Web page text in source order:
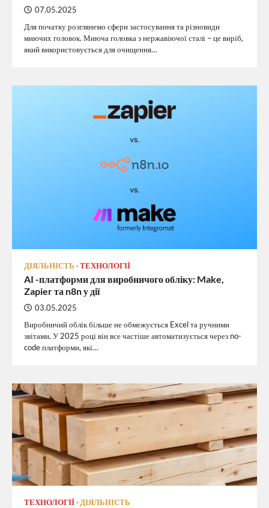
07.05.2025
Для початку розглянемо сфери застосування та різновиди
миючих головок. Миюча головка з нержавіючої сталі – це виріб,
який використовується для очищення…
ДІЯЛЬНІСТЬ ТЕХНОЛОГІЇ
AI -платформи для виробничого обліку: Make,
Zapier та n8n у дії
03.05.2025
Виробничий облік більше не обмежується Excel та ручними
звітами. У 2025 році він все частіше автоматизується через no-
code платформи, які…
ТЕХНОЛОГІЇ ДІЯЛЬНІСТЬ